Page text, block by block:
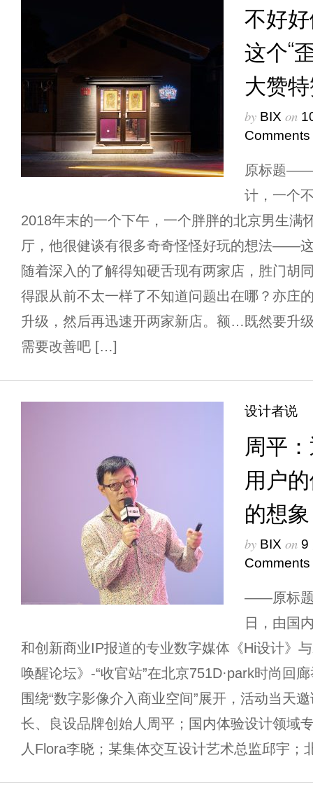
不好
这个“
大赞
by BIX on
Comments
原标题——
计，一个
2018年末的一个下午，一个胖胖的北京男生满
厅，他很健谈有很多奇奇怪怪好玩的想法——
随着深入的了解得知硬舌现有两家店，胜门胡
得跟从前不太一样了不知道问题出在哪？亦庄
升级，然后再迅速开两家新店。额…既然要升
需要改善吧 […]
设计者说
周平
用户
的想象
by BIX on 9
Comments
——原标题
日，由国
和创新商业IP报道的专业数字媒体《Hi设计》
唤醒论坛》-“收官站”在北京751D·park时尚回
围绕“数字影像介入商业空间”展开，活动当天
长、良设品牌创始人周平；国内体验设计领域
人Flora李晓；某集体交互设计艺术总监邱宇